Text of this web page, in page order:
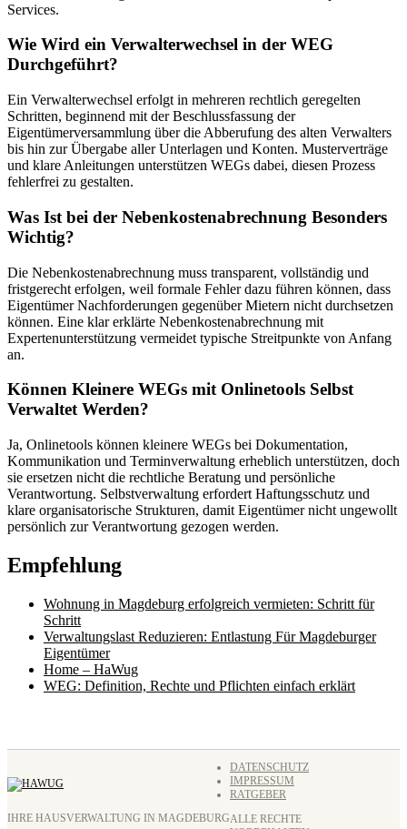
Services.
Wie Wird ein Verwalterwechsel in der WEG
Durchgeführt?
Ein Verwalterwechsel erfolgt in mehreren rechtlich geregelten
Schritten, beginnend mit der Beschlussfassung der
Eigentümerversammlung über die Abberufung des alten Verwalters
bis hin zur Übergabe aller Unterlagen und Konten. Musterverträge
und klare Anleitungen unterstützen WEGs dabei, diesen Prozess
fehlerfrei zu gestalten.
Was Ist bei der Nebenkostenabrechnung Besonders
Wichtig?
Die Nebenkostenabrechnung muss transparent, vollständig und
fristgerecht erfolgen, weil formale Fehler dazu führen können, dass
Eigentümer Nachforderungen gegenüber Mietern nicht durchsetzen
können. Eine klar erklärte Nebenkostenabrechnung mit
Expertenunterstützung vermeidet typische Streitpunkte von Anfang
an.
Können Kleinere WEGs mit Onlinetools Selbst
Verwaltet Werden?
Ja, Onlinetools können kleinere WEGs bei Dokumentation,
Kommunikation und Terminverwaltung erheblich unterstützen, doch
sie ersetzen nicht die rechtliche Beratung und persönliche
Verantwortung. Selbstverwaltung erfordert Haftungsschutz und
klare organisatorische Strukturen, damit Eigentümer nicht ungewollt
persönlich zur Verantwortung gezogen werden.
Empfehlung
Wohnung in Magdeburg erfolgreich vermieten: Schritt für
Schritt
Verwaltungslast Reduzieren: Entlastung Für Magdeburger
Eigentümer
Home – HaWug
WEG: Definition, Rechte und Pflichten einfach erklärt
IHRE HAUSVERWALTUNG IN MAGDEBURG
DATENSCHUTZ
IMPRESSUM
RATGEBER
ALLE RECHTE